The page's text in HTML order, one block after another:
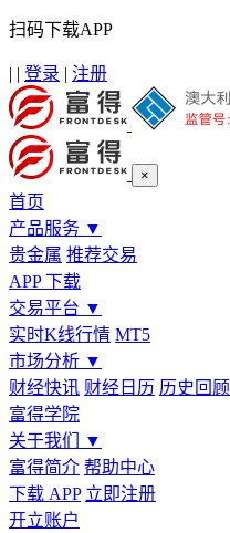
扫码下载APP
| | 登录 | 注册
×
首页
产品服务 ▼
贵金属 推荐交易
APP 下载
交易平台 ▼
实时K线行情 MT5
市场分析 ▼
财经快讯 财经日历 历史回顾
富得学院
关于我们
▼
富得简介 帮助中心
下载 APP 立即注册
开立账户